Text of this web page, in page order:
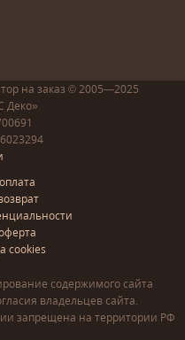
на заказ © 2005—2025
Деко»
cookies
содержимого сайта
владельцев сайта.
запрещена на территории РФ